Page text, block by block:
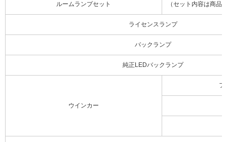
ルームランプセット
（セット内容は商品
ライセンスランプ
バックランプ
純正LEDバックランプ
ウインカー
フ